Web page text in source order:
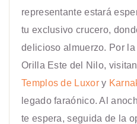
representante estará
tu exclusivo crucero,
delicioso almuerzo. Por
Orilla Este del Nilo,
Templos de Luxory
legado faraónico. Al
te espera, seguida de la